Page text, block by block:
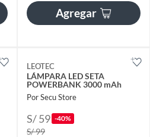
Agregar
LEOTEC
LÁMPARA LED SETA
POWERBANK 3000 mAh
Por Secu Store
S/ 59 -40%
S/ 99